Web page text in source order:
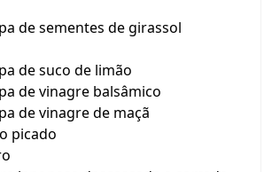
de sementes de girassol
de suco de limão
de vinagre balsâmico
de vinagre de maçã
picado